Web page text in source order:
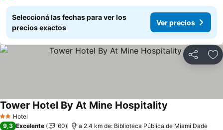
Seleccioná las fechas para ver los
precios exactos
Ver precios
Compartir
2 Estrellas
Hotel
Tower Hotel By At Mine Hospitality
9,3 Excelente 60 a 2.4 km de: Biblioteca Pública de Miami Dade